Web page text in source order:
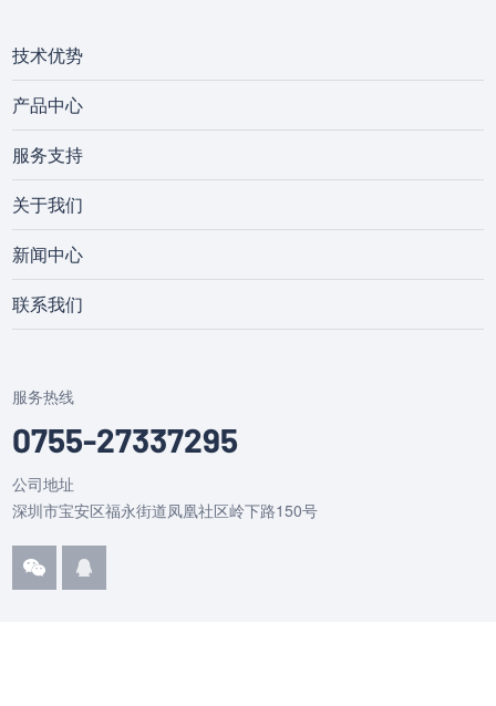
技术优势
产品中心
服务支持
关于我们
新闻中心
联系我们
服务热线
0755-27337295
公司地址
深圳市宝安区福永街道凤凰社区岭下路150号